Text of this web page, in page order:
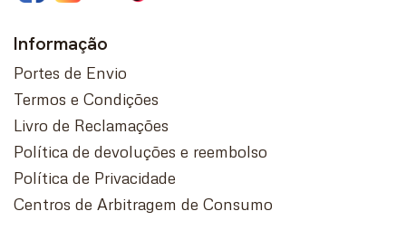
Informação
Portes de Envio
Termos e Condições
Livro de Reclamações
Política de devoluções e reembolso
Política de Privacidade
Centros de Arbitragem de Consumo